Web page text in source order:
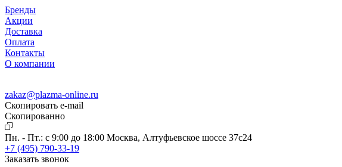
Бренды
Акции
Доставка
Оплата
Контакты
О компании
zakaz@plazma-online.ru
Скопировать e-mail
Cкопированно
Пн. - Пт.: с 9:00 до 18:00 Москва, Алтуфьевское шоссе 37с24
+7 (495) 790-33-19
Заказать звонок